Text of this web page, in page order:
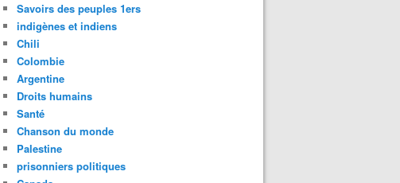
Savoirs des peuples 1ers
indigènes et indiens
Chili
Colombie
Argentine
Droits humains
Santé
Chanson du monde
Palestine
prisonniers politiques